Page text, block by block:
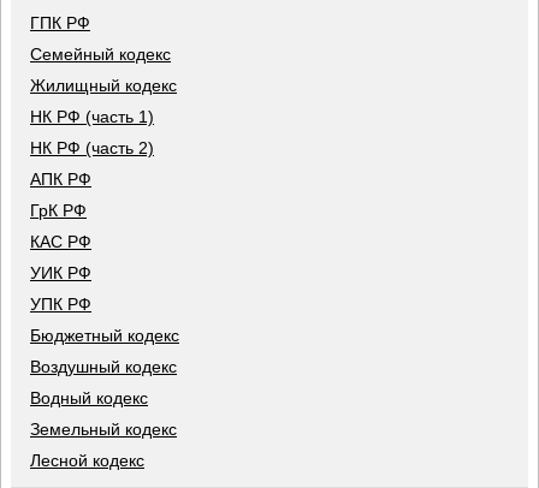
ГПК РФ
Семейный кодекс
Жилищный кодекс
НК РФ (часть 1)
НК РФ (часть 2)
АПК РФ
ГрК РФ
КАС РФ
УИК РФ
УПК РФ
Бюджетный кодекс
Воздушный кодекс
Водный кодекс
Земельный кодекс
Лесной кодекс